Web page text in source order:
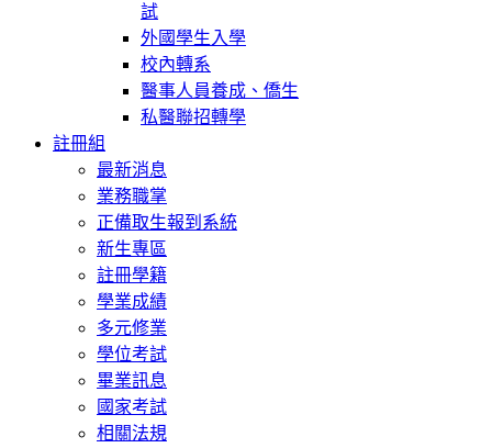
試
外國學生入學
校內轉系
醫事人員養成、僑生
私醫聯招轉學
註冊組
最新消息
業務職掌
正備取生報到系統
新生專區
註冊學籍
學業成績
多元修業
學位考試
畢業訊息
國家考試
相關法規